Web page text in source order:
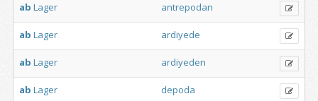
ab Lager antrepodan
ab Lager ardiyede
ab Lager ardiyeden
ab Lager depoda